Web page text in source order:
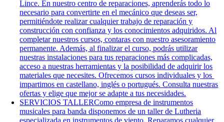
Lince. En nuestro centro de reparaciones, aprenderás todo lo
necesario para convertirte en el mecánico que deseas ser,
permitiéndote realizar cualquier trabajo de reparación y
construcción con confianza y los conocimientos adquiridos. Al
completar nuestros cursos, contaras con nuestro asesoramiento
permanente. Además, al finalizar el curso, podrás utilizar
nuestras instalaciones para tus reparaciones más complicadas,
acceso a nuestras herramientas y la posibilidad de adquirir los
materiales que necesites. Ofrecemos cursos individuales y los
impartimos en castellano, inglés o portugués. Consulta nuestras
ofertas y elige que mejor se adapte a tus necesidades.
SERVICIOS TALLERComo empresa de instrumentos
musicales para banda disponemos de un taller de Lutheria
especializada en instrumentos de viento. Reparamos cualquier